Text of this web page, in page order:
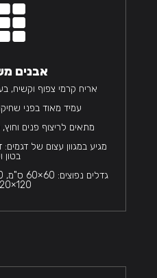
אבנים
אריח קרמי צפוף וקשיח,
עמיד מאוד בפני
מתאים לריצוף פנים
מגיע במגוון עצום של דגמים:
בטון
120×120 ס"מ.